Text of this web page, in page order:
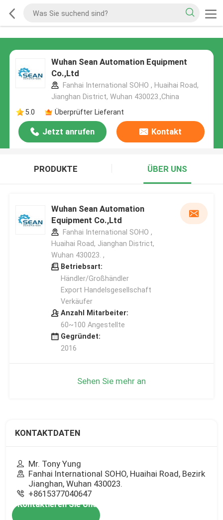
Wuhan Sean Automation Equipment
Co.,Ltd
Fanhai International SOHO , Huaihai Road,
Jianghan District, Wuhan 430023.,China
5.0
Überprüfter Lieferant
Jetzt anrufen Kontakt
PRODUKTE ÜBER UNS
Wuhan Sean Automation
Equipment Co.,Ltd
Fanhai International SOHO ,
Huaihai Road, Jianghan District,
Wuhan 430023. ,
Betriebsart:
Händler/Großhändler
Export Handelsgesellschaft
Verkäufer
Anzahl Mitarbeiter:
60~100 Angestellte
Gegründet:
2016
Sehen Sie mehr an
KONTAKTDATEN
Mr. Tony Yung
Fanhai International SOHO, Huaihai Road, Bezirk
Jianghan, Wuhan 430023.
+8615377040647
Kontaktieren Sie Uns